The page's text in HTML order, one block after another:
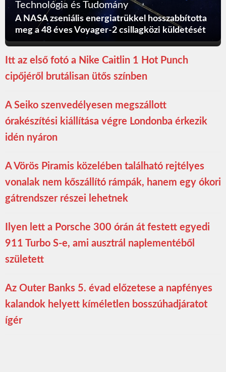
Technológia és Tudomány
A NASA zseniális energiatrükkel hosszabbította
meg a 48 éves Voyager-2 csillagközi küldetését
Itt az első fotó a Nike Caitlin 1 Hot Punch
cipőjéről brutálisan ütős színben
A Seiko szenvedélyesen megszállott
órakészítési kiállítása végre Londonba érkezik
idén nyáron
A Vörös Piramis közelében található rejtélyes
vonalak nem kőszállító rámpák, hanem egy ókori
gátrendszer részei lehetnek
Ilyen lett a Porsche 300 órán át festett egyedi
911 Turbo S-e, ami ausztrál naplementéből
született
Az Outer Banks 5. évad előzetese a napfényes
kalandok helyett kíméletlen bosszúhadjáratot
ígér